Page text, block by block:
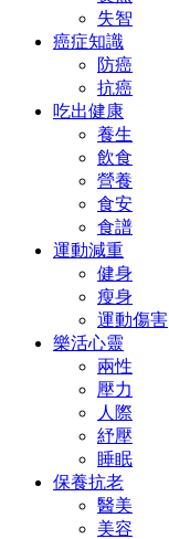
失智
癌症知識
防癌
抗癌
吃出健康
養生
飲食
營養
食安
食譜
運動減重
健身
瘦身
運動傷害
樂活心靈
兩性
壓力
人際
紓壓
睡眠
保養抗老
醫美
美容